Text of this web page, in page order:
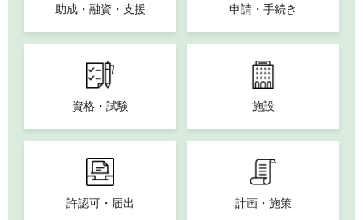
助成・融資・支援 申請・手続き
資格・試験 施設
許認可・届出 計画・施策